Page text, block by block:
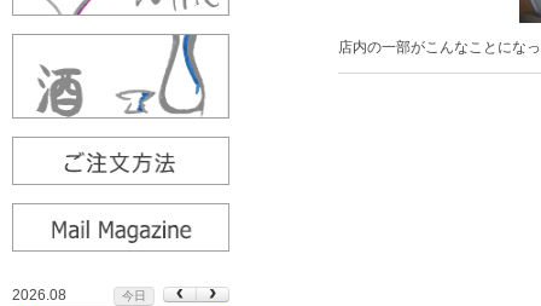
2026.08
今日
店内の一部がこんなことにな